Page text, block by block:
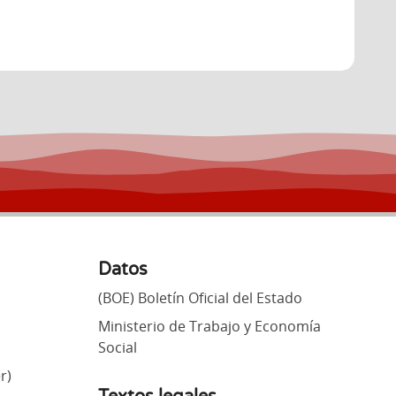
Datos
(BOE) Boletín Oficial del Estado
Ministerio de Trabajo y Economía
Social